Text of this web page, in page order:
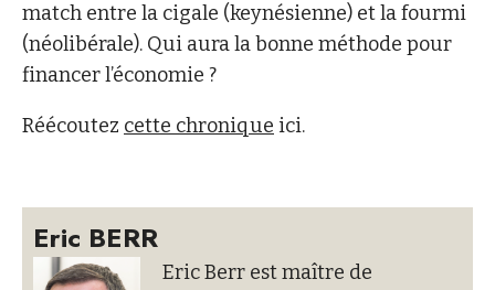
match entre la cigale (keynésienne) et la fourmi
(néolibérale). Qui aura la bonne méthode pour
financer l’économie ?
Réécoutez cette chronique ici.
Eric BERR
Eric Berr est maître de